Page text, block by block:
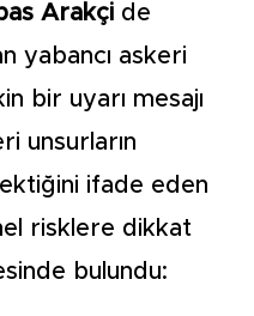
Arakçi de
yabancı askeri
bir uyarı mesajı
unsurların
ifade eden
risklere dikkat
bulundu: